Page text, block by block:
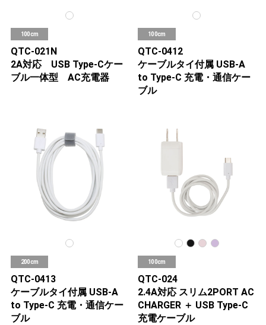
100cm
QTC-021N
2A対応 USB Type-Cケー
ブル一体型 AC充電器
100cm
QTC-0412
ケーブルタイ付属 USB-A
to Type-C 充電・通信ケー
ブル
200cm
QTC-0413
ケーブルタイ付属 USB-A
to Type-C 充電・通信ケー
ブル
100cm
QTC-024
2.4A対応 スリム2PORT AC
CHARGER ＋ USB Type-C
充電ケーブル